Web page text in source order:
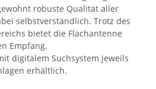
robuste Qualität aller
selbstverständlich. Trotz des
bietet die Flachantenne
Empfang.
digitalem Suchsystem jeweils
erhältlich.